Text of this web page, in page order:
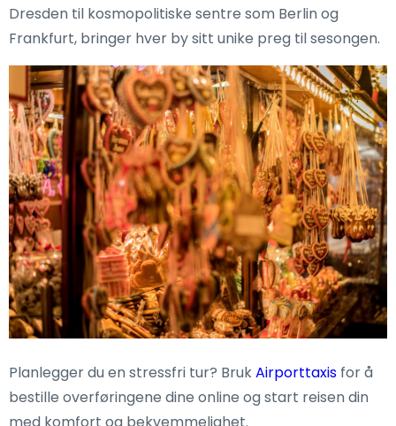
Dresden til kosmopolitiske sentre som Berlin og
Frankfurt, bringer hver by sitt unike preg til sesongen.
Planlegger du en stressfri tur? BrukAirporttaxis for å
bestille overføringene dine online og start reisen din